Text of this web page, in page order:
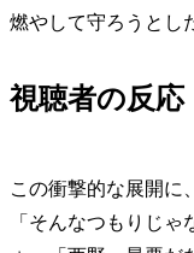
燃やして守ろうとし
視聴者の反応
この衝撃的な展開に
「そんなつもりじ